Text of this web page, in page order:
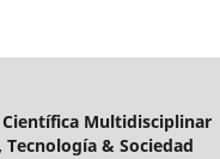
Científica Multidisciplinar
Tecnología & Sociedad